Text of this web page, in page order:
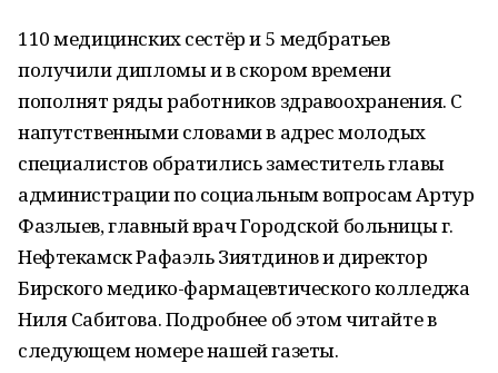
110 медицинских сестёр и 5 медбратьев
получили дипломы и в скором времени
пополнят ряды работников здравоохранения. С
напутственными словами в адрес молодых
специалистов обратились заместитель главы
администрации по социальным вопросам Артур
Фазлыев, главный врач Городской больницы г.
Нефтекамск Рафаэль Зиятдинов и директор
Бирского медико-фармацевтического колледжа
Ниля Сабитова. Подробнее об этом читайте в
следующем номере нашей газеты.